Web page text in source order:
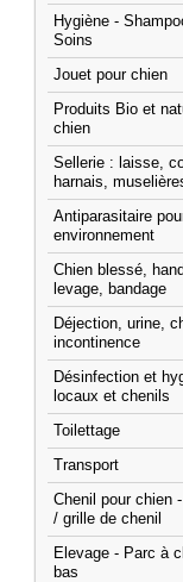
Hygiène -
Soins
Jouet pour chien
Produits Bio et
chien
Sellerie : laisse,
harnais,
Antiparasitaire
environnement
Chien blessé,
levage, bandage
Déjection, urine,
incontinence
Désinfection et
locaux et chenils
Toilettage
Transport
Chenil pour chien
/ grille de chenil
Elevage - Parc à
bas